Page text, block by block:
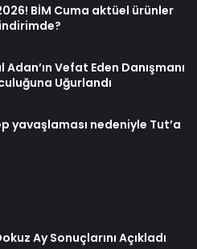
BİM Cuma aktüel ürünler
Vefat Eden Danışmanı
Uğurlandı
yavaşlaması nedeniyle Tut’a
Ay Sonuçlarını Açıkladı